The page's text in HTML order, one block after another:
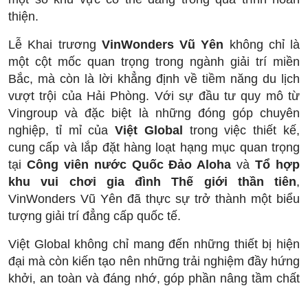
thiện.
Lễ Khai trương VinWonders Vũ Yên không chỉ là
một cột mốc quan trọng trong ngành giải trí miền
Bắc, mà còn là lời khẳng định về tiềm năng du lịch
vượt trội của Hải Phòng. Với sự đầu tư quy mô từ
Vingroup và đặc biệt là những đóng góp chuyên
nghiệp, tỉ mỉ củaViệt Global
trong việc thiết kế,
cung cấp và lắp đặt hàng loạt hạng mục quan trọng
tại Công viên nước Quốc Đảo Aloha vàTổ hợp
khu vui chơi gia đình Thế giới thần tiên,
VinWonders Vũ Yên đã thực sự trở thành một biểu
tượng giải trí đẳng cấp quốc tế.
Việt Global không chỉ mang đến những thiết bị hiện
đại mà còn kiến tạo nên những trải nghiệm đầy hứng
khởi, an toàn và đáng nhớ, góp phần nâng tầm chất